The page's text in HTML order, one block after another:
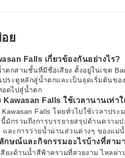
ย
Falls เกี่ยวข้องกันอย่างไร?
ตกสามชั้นที่มีชื่อเสียง ตั้งอยู่ในเขต
ระตูหลักสู่น้ำตกและเป็นจุดเริ่มต้นขอ
อดไปสู่น้ำตก
Falls ใช้เวลานานเท่าใ
Falls โดยทั่วไปใช้เวลาปร
นี้มักรวมถึงการบรรยายสรุปด้านควา
ละการว่ายน้ำผ่านส่วนต่างๆ ของแม่
กษณ์และกิจกรรมอะไรบ้างที่สา
สียงด้านน้ำสีฟ้าครามที่สวยงาม ไหล